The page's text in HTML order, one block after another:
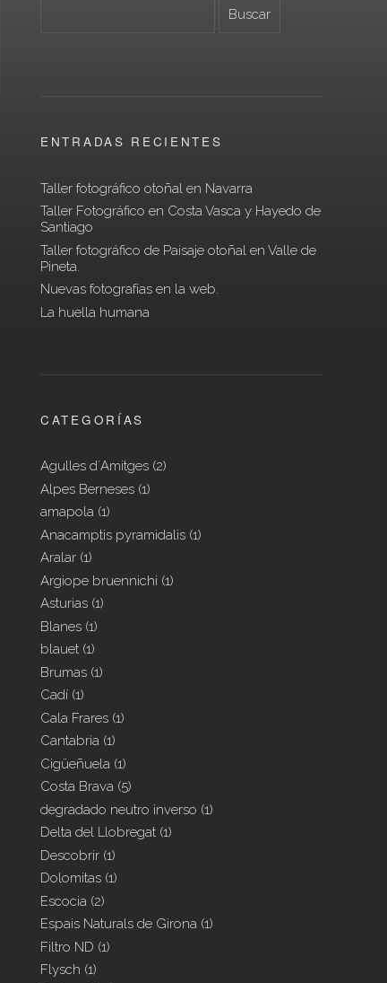
ENTRADAS RECIENTES
Taller fotográfico otoñal en Navarra
Taller Fotográfico en Costa Vasca y Hayedo de
Santiago
Taller fotográfico de Paisaje otoñal en Valle de
Pineta.
Nuevas fotografías en la web.
La huella humana
CATEGORÍAS
Agulles d´Amitges (2)
Alpes Berneses (1)
amapola (1)
Anacamptis pyramidalis (1)
Aralar (1)
Argiope bruennichi (1)
Asturias (1)
Blanes (1)
blauet (1)
Brumas (1)
Cadí (1)
Cala Frares (1)
Cantabria (1)
Cigüeñuela (1)
Costa Brava (5)
degradado neutro inverso (1)
Delta del Llobregat (1)
Descobrir (1)
Dolomitas (1)
Escocia (2)
Espais Naturals de Girona (1)
Filtro ND (1)
Flysch (1)